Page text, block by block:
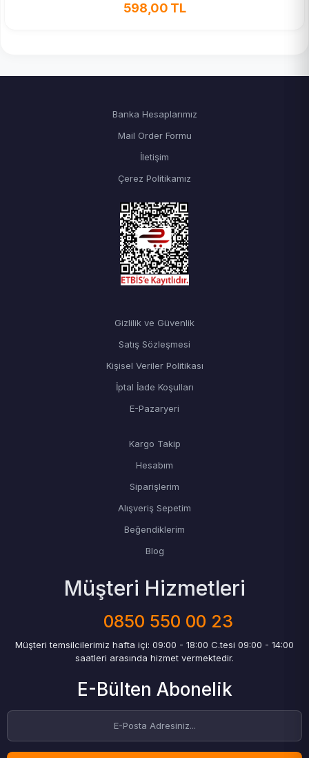
598,00 TL
Banka Hesaplarımız
Mail Order Formu
İletişim
Çerez Politikamız
Gizlilik ve Güvenlik
Satış Sözleşmesi
Kişisel Veriler Politikası
İptal İade Koşulları
E-Pazaryeri
Kargo Takip
Hesabım
Siparişlerim
Alışveriş Sepetim
Beğendiklerim
Blog
Müşteri Hizmetleri
0850 550 00 23
Müşteri temsilcilerimiz hafta içi: 09:00 - 18:00 C.tesi 09:00 - 14:00
saatleri arasında hizmet vermektedir.
E-Bülten Abonelik